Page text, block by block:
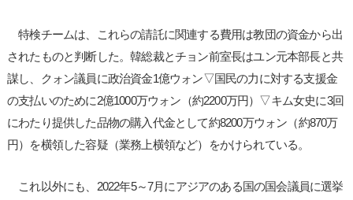
特検チームは、これらの請託に関連する費用は教団の資金から出
されたものと判断した。韓総裁とチョン前室長はユン元本部長と共
謀し、クォン議員に政治資金1億ウォン▽国民の力に対する支援金
の支払いのために2億1000万ウォン（約2200万円）▽キム女史に3回
にわたり提供した品物の購入代金として約8200万ウォン（約870万
円）を横領した容疑（業務上横領など）をかけられている。
これ以外にも、2022年5～7月にアジアのある国の国会議員に選挙